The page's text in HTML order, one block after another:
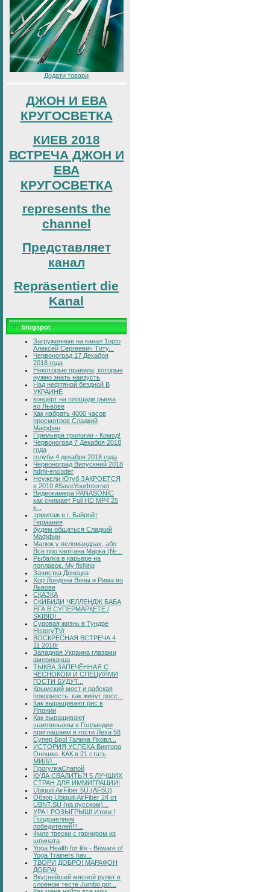
Додати товари
ДЖОН И ЕВА
КРУГОСВЕТКА
КИЕВ 2018
ВСТРЕЧА ДЖОН И
ЕВА
КРУГОСВЕТКА
represents the
channel
Представляет
канал
Repräsentiert die
Kanal
blogspot
Загруженные на канал 1opto
Алексей Сергеевич Титу...
Червоноград 17 Декабря
2018 года
Некоторые правила, которые
нужно знать наизусть
Над нефтяной бездной В
УКРАИНЕ
концерт на площади рынка
во Львове
Как набрать 4000 часов
просмотров Сладкий
Маффин
Премьера трилогии - Комод!
Червоноград 7 Декабря 2018
года
голуби 4 декабря 2018 года
Червоноград Випускний 2018
hdmi-encoder
Неужели Ютуб ЗАКРОЕТСЯ
в 2019 #SaveYourInternet
Видеокамера PANASONIC
как снимает Full HD MP4 25
к...
эрмитаж в г. Байройт
Германия
будем общаться Сладкий
Маффин
Малюк у веломандрах, або
Все про капітана Марка (№...
Рыбалка в карьере на
поплавок. My fishing
Зачистка Донецка
Хор Лондона Вены и Рима во
Львове
СКАЗКА
СКИБИДИ ЧЕЛЛЕНДЖ БАБА
ЯГА В СУПЕРМАРКЕТЕ /
SKIBIDI...
Суровая жизнь в Тундре
HistoryTVr
ВОСКРЕСНАЯ ВСТРЕЧА 4
11 2018г
Западная Украина глазами
американца
ТЫКВА ЗАПЕЧЁННАЯ С
ЧЕСНОКОМ И СПЕЦИЯМИ
ГОСТИ БУДУТ...
Крымский мост и рабская
покорность: как живут росс...
Как выращивают рис в
Японии
Как выращивают
шампиньоны в Голландии
приглашаем в гости Леха 58
Супер Бро! Галина Яковл...
ИСТОРИЯ УСПЕХА Виктора
Оношко. КАК в 21 стать
МИЛЛ...
ПрогулкаСпапой
КУДА СВАЛИТЬ?! 5 ЛУЧШИХ
СТРАН ДЛЯ ИММИГРАЦИИ!
Ubiquiti AirFiber 5U (AF5U)
Обзор Ubiquiti AirFiber 24 от
UBNT.SU (на русском)...
УРА ! РОЗЫГРЫШ! Итоги !
Поздравляем
победителей!!!...
Филе трески с гарниром из
шпината
Yoga Health for life - Beware of
Yoga Trainers hav...
ТВОРИ ДОБРО! МАРАФОН
ДОБРА!
Вкуснейший мясной рулет в
слоёном тесте Jumbo por...